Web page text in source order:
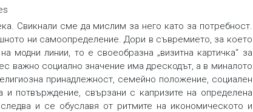
Свикнали сме да мислим за него като за потребност.
ни самоопределение. Дори в съвремието, за което
модни линии, то е своеобразна „визитна картичка“ за
важно социално значение има дрескодът, а в миналото
принадлежност, семейно положение, социален
потвърждение, свързани с капризите на определена
и се обуславя от ритмите на икономическото и